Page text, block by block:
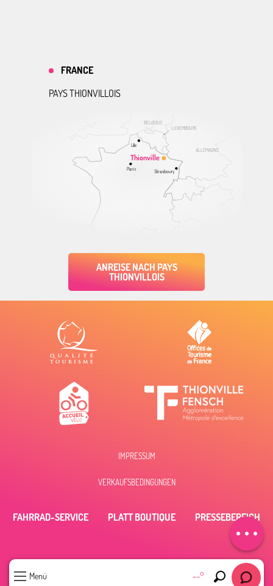
Menü --°
Per E-Mail
kontaktieren
ALLEMAGNE
BELGIQUE
LUXEMBOURG
Thionville
Lille
Paris Strasbourg
FRANCE
PAYS THIONVILLOIS
ANREISE NACH PAYS
THIONVILLOIS
IMPRESSUM
VERKAUFSBEDINGUNGEN
FAHRRAD-SERVICE PLATT BOUTIQUE PRESSEBEREICH